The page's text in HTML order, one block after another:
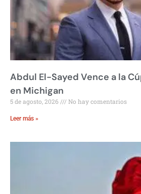
Abdul El-Sayed Vence a la
en Michigan
5 de agosto, 2026 No hay comentarios
Leer más »